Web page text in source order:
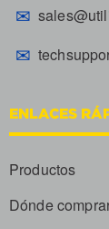
✉
✉
ENLACES
Productos
Dónde